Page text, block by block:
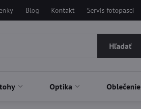
Blog Kontakt Servis fotopascí
Hľadať
Optika Oblečenie